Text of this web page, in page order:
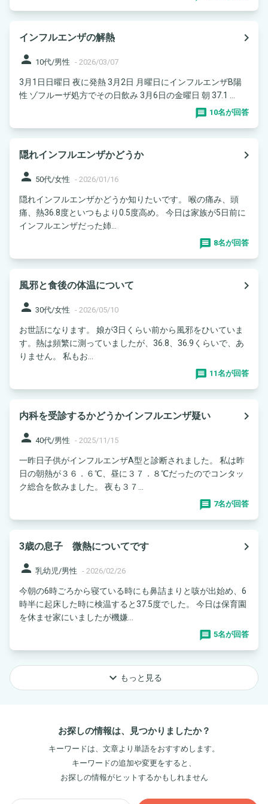
インフルエンザの解熱
navigate_next
person 10代/男性 - 2026/03/07
3月1日日曜日 夜に発熱 3月2日 月曜日にインフルエンザB陽
性 ゾフルーザ処方でその日飲み 3月6日の金曜日 朝 37.1 ...
10名が回答
隠れインフルエンザかどうか
navigate_next
person 50代/女性 - 2026/01/16
隠れインフルエンザかどうか知りたいです。 喉の痛み、頭
痛、熱36.8度といつもより0.5度高め。 今日は家族が5日前に
インフルエンザだった姉...
8名が回答
風邪と食後の体温について
navigate_next
person 30代/女性 - 2026/05/10
お世話になります。 娘が3日くらい前から風邪をひいていま
す。熱は頻繁に測っていましたが、36.8、36.9くらいで、あ
りません。 私もお...
11名が回答
内科を受診するかどうかインフルエンザ疑い
navigate_next
person 40代/男性 - 2025/11/15
一昨日子供がインフルエンザA型と診断されました。 私は昨
日の朝熱が３６．６℃、昼に３７．８℃だったのでコンタッ
ク総合を飲みました。 夜も３７...
7名が回答
3歳の息子 微熱についてです
navigate_next
person 乳幼児/男性 - 2026/02/26
今朝の6時ごろから寝ている時にも鼻詰まりと咳が出始め、6
時半に起床した時に検温すると37.5度でした。 今日は保育園
を休ませ家にいましたが機嫌...
5名が回答
keyboard_arrow_down もっと見る
お探しの情報は、見つかりましたか？
キーワードは、文章より単語をおすすめします。
キーワードの追加や変更をすると、
お探しの情報がヒットするかもしれません